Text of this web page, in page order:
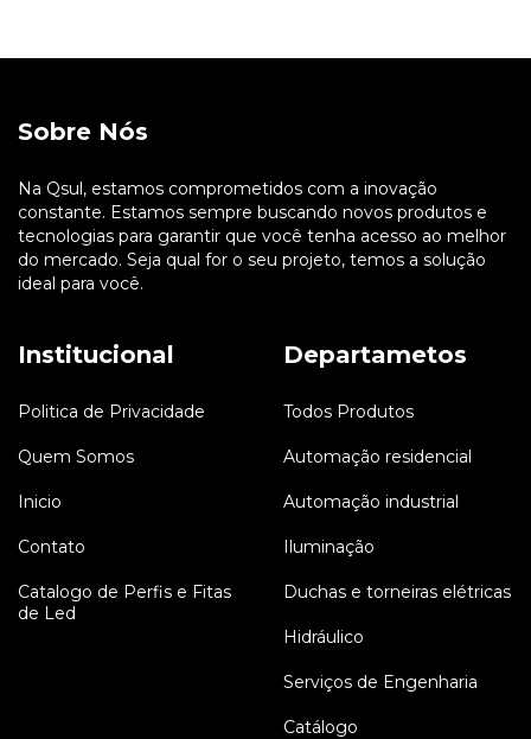
Sobre Nós
Na Qsul, estamos comprometidos com a inovação
constante. Estamos sempre buscando novos produtos e
tecnologias para garantir que você tenha acesso ao melhor
do mercado. Seja qual for o seu projeto, temos a solução
ideal para você.
Institucional
Politica de Privacidade
Quem Somos
Inicio
Contato
Catalogo de Perfis e Fitas
de Led
Departametos
Todos Produtos
Automação residencial
Automação industrial
Iluminação
Duchas e torneiras elétricas
Hidráulico
Serviços de Engenharia
Catálogo